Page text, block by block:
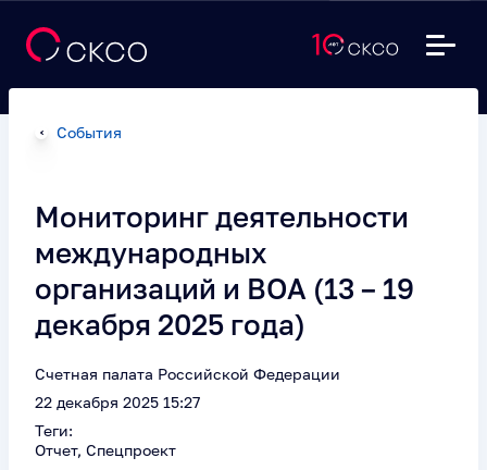
События
Мониторинг деятельности
международных
организаций и ВОА (13 – 19
декабря 2025 года)
Счетная палата Российской Федерации
22 декабря 2025 15:27
Теги:
Отчет, Спецпроект